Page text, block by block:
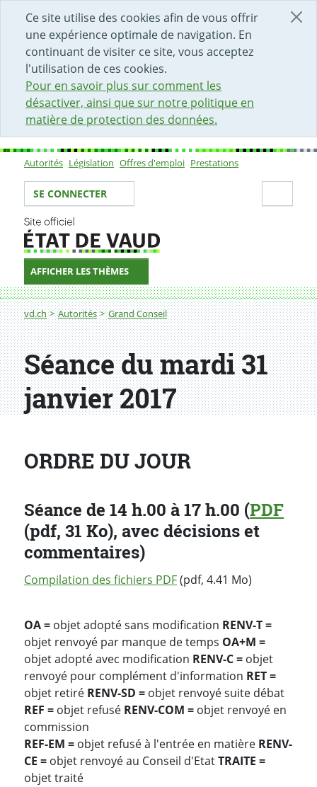
Ce site utilise des cookies afin de vous offrir
une expérience optimale de navigation. En
continuant de visiter ce site, vous acceptez
l'utilisation de ces cookies.
Pour en savoir plus sur comment les
désactiver, ainsi que sur notre politique en
matière de protection des données.
DÉBUT DU CONTENU DE LA PAGE
ACCÈS AU CHAMP DE RECHERCHE
PAGE D'ACCUEIL
FORMULAIRE DE CONTACT
Sous-navigation
Autorités Législation Offres d'emploi Prestations
Votre identité
SE CONNECTER
AFFICHER LES THÈMES
Fil d'Ariane
vd.ch Autorités Grand Conseil
Séance du mardi 31
janvier 2017
ORDRE DU JOUR
Séance de 14 h.00 à 17 h.00 (PDF
(pdf, 31 Ko), avec décisions et
commentaires)
Compilation des fichiers PDF(pdf, 4.41 Mo)
OA = objet adopté sans modification RENV-T =
objet renvoyé par manque de temps OA+M =
objet adopté avec modification RENV-C = objet
renvoyé pour complément d'information RET =
objet retiré RENV-SD = objet renvoyé suite débat
REF = objet refusé RENV-COM = objet renvoyé en
commission
REF-EM = objet refusé à l'entrée en matière RENV-
CE = objet renvoyé au Conseil d'EtatTRAITE =
objet traité